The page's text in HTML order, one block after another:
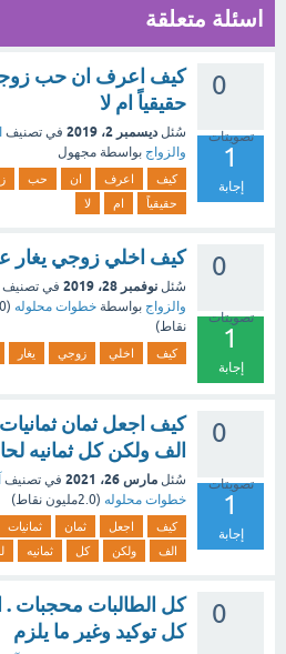
اسئلة متعلقة
0
تصويتات
1
إجابة
كيف اعرف ان حب
حقيقياً ام لا
سُئل ديسمبر 2، 2019 في تصنيف
والزواج بواسطة مجهول
كيف اعرف ان حب
حقيقياً
ام لا
0
تصويتات
1
إجابة
كيف اخلي زوجي يغار
سُئل نوفمبر 28، 2019 في تصنيف
والزواج بواسطة خطوات محلوله (
نقاط)
كيف اخلي زوجي يغار
0
تصويتات
1
إجابة
كيف اجعل ثمان
الف ولكن كل ثمانيه
سُئل مارس 26، 2021 في تصنيف
خطوات محلوله (2.0مليون نقاط)
كيف اجعل ثمان ثمانيات
الف
ولكن كل ثمانيه
0
كل الطالبات محجبات .
كل توكيد وغير ما يلزم